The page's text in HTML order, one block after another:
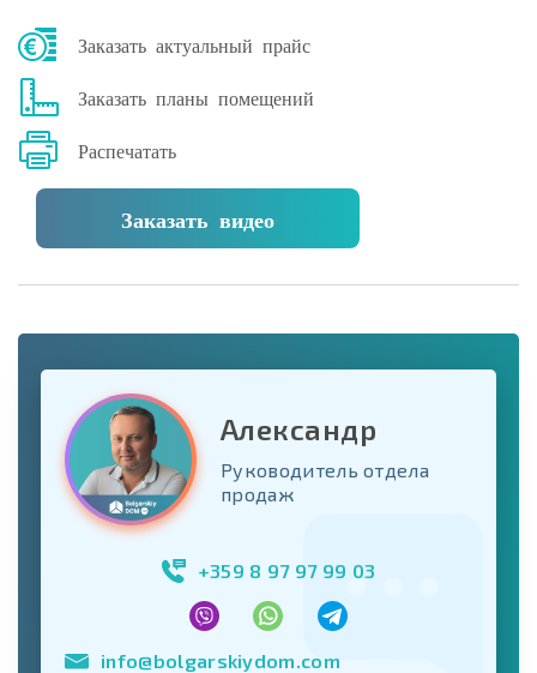
Заказать актуальный прайс
Заказать планы помещений
Распечатать
Заказать видео
Александр
Руководитель отдела
продаж
+359 8 97 97 99 03
info@bolgarskiydom.com